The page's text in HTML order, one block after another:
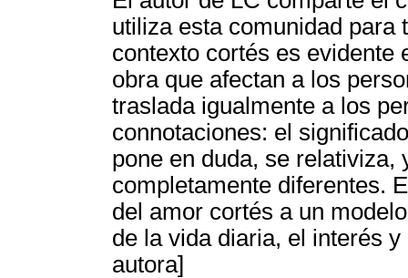
utiliza esta comunidad para
contexto cortés es evidente
obra que afectan a los
traslada igualmente a los
connotaciones: el
pone en duda, se
completamente diferentes.
del amor cortés a un
de la vida diaria, el interés
autora]